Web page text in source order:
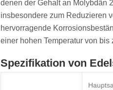
denen der Gehalt an Molybdän
insbesondere zum Reduzieren
hervorragende
einer hohen Temperatur von
Spezifikation von